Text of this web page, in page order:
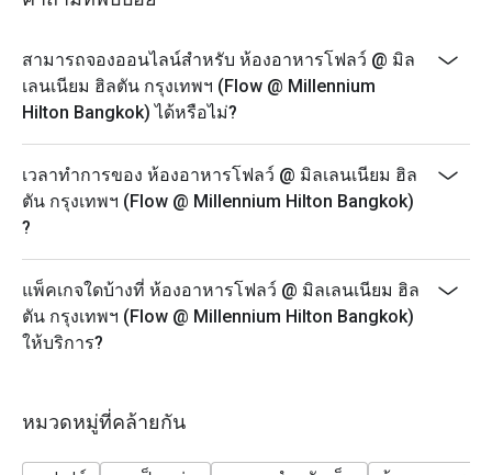
- Friday-Saturday: A La Carte menu start 12.00-4.30 PM
- Sunday: A La Carte menu start 3.00-9.30 PM
* Prices may be changed at any time without further
Christmas, New Year, Valentine’s day etc.)
* Please be on time for your reservation to guarantee
your discount and seating. If you arrive more than 15
* Discount applies to Buffet and a la carte menu not
applicable with drinks menu and any other restaurant’s
ongoing promotion.
below for more details.
* Menu and pricing subject to change without notice.
สามารถจองออนไลน์สำหรับ ห้องอาหารโฟลว์ @ มิล
เลนเนียม ฮิลตัน กรุงเทพฯ (Flow @ Millennium
Hilton Bangkok) ได้หรือไม่?
เวลาทำการของ ห้องอาหารโฟลว์ @ มิลเลนเนียม ฮิล
ตัน กรุงเทพฯ (Flow @ Millennium Hilton Bangkok)
?
แพ็คเกจใดบ้างที่ ห้องอาหารโฟลว์ @ มิลเลนเนียม ฮิล
ตัน กรุงเทพฯ (Flow @ Millennium Hilton Bangkok)
ให้บริการ?
หมวดหมู่ที่คล้ายกัน